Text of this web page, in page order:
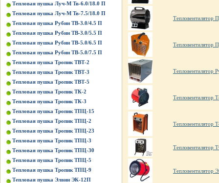
Тепловая пушка Луч-М Тв-6.0/18.0 П
Тепловая пушка Луч-М Тв-7.5/18.0 П
Тепловая пушка Рубин ТВ-3.0/4.5 П
Тепловая пушка Рубин ТВ-3.0/5.5 П
Тепловая пушка Рубин ТВ-5.0/6.5 П
Тепловая пушка Рубин ТВ-5.0/7.5 П
Тепловая пушка Тропик ТВТ-2
Тепловая пушка Тропик ТВТ-3
Тепловая пушка Тропик ТВТ-5
Тепловая пушка Тропик ТК-2
Тепловая пушка Тропик ТК-3
Тепловая пушка Тропик ТПЦ-15
Тепловая пушка Тропик ТПЦ-2
Тепловая пушка Тропик ТПЦ-23
Тепловая пушка Тропик ТПЦ-3
Тепловая пушка Тропик ТПЦ-30
Тепловая пушка Тропик ТПЦ-5
Тепловая пушка Тропик ТПЦ-9
Тепловая пушка Элвин ЭК-12П
Тепловентилятор
Тепловентилятор
Тепловентилятор
Тепловентилятор
Тепловентилятор
Тепловентилятор
Тепловентилятор